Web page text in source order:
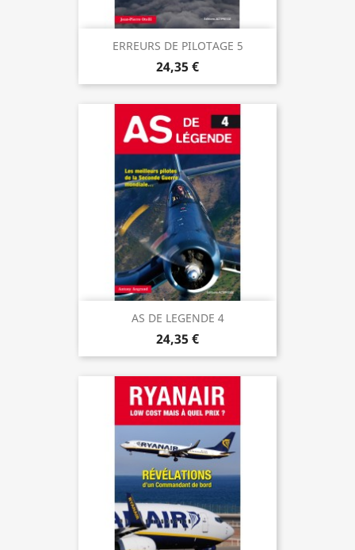
ERREURS DE PILOTAGE 5
24,35 €
AS DE LEGENDE 4
24,35 €